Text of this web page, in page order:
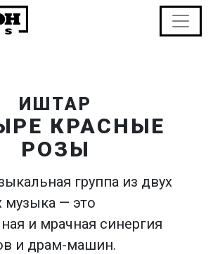
ИШТАР
КРАСНЫЕ
РОЗЫ
группа из двух
музыка — это
и мрачная синергия
и драм-машин.